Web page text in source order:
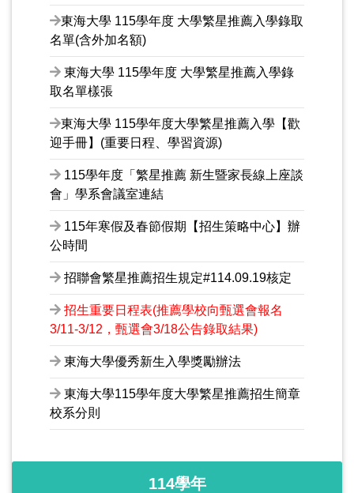
東海大學 115學年度 大學繁星推薦入學錄取
名單(含外加名額)
東海大學 115學年度 大學繁星推薦入學錄
取名單樣張
東海大學 115學年度大學繁星推薦入學【歡
迎手冊】(重要日程、學習資源)
115學年度「繁星推薦 新生暨家長線上座談
會」學系會議室連結
115年寒假及春節假期【招生策略中心】辦
公時間
招聯會繁星推薦招生規定#114.09.19核定
招生重要日程表(推薦學校向甄選會報名
3/11-3/12，甄選會3/18公告錄取結果)
東海大學優秀新生入學獎勵辦法
東海大學115學年度大學繁星推薦招生簡章
校系分則
114學年